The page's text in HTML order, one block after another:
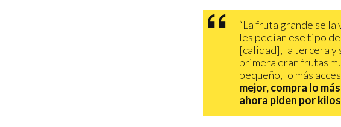
“La fruta grande se
les pedían ese tipo
[calidad], la tercera y
primera eran frutas
pequeño, lo más
mejor, compra lo
ahora piden por kilos